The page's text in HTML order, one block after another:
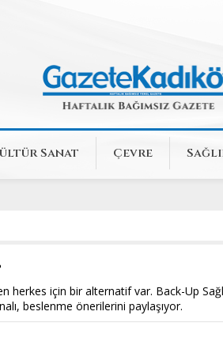
Sanat Çevre
herkes için bir alternatif var. Back-Up
beslenme önerilerini paylaşıyor.